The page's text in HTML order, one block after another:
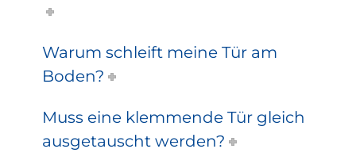
Warum schleift meine Tür am
Boden?
Muss eine klemmende Tür gleich
ausgetauscht werden?